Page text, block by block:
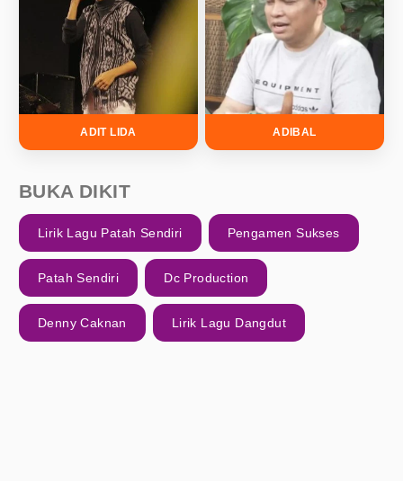
ADIT LIDA ADIBAL
BUKA DIKIT
Lirik Lagu Patah Sendiri Pengamen Sukses
Patah Sendiri Dc Production
Denny Caknan Lirik Lagu Dangdut